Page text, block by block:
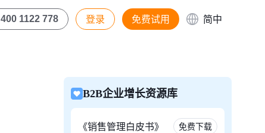
400 1122 778 登录 免费试用 简中
B2B企业增长资源库
《销售管理白皮书》 免费下载